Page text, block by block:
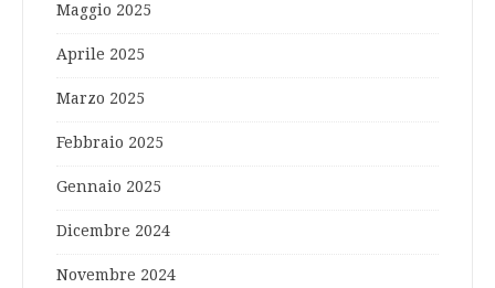
Maggio 2025
Aprile 2025
Marzo 2025
Febbraio 2025
Gennaio 2025
Dicembre 2024
Novembre 2024